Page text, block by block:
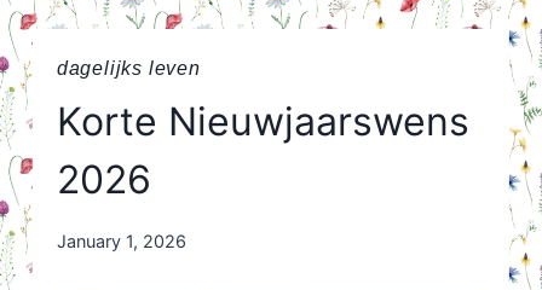
dagelijks leven
Korte Nieuwjaarswens
2026
By
January 1, 2026